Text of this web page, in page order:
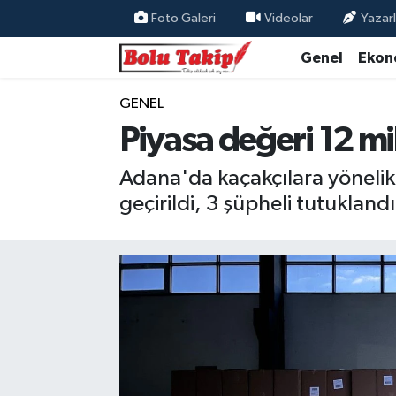
Foto Galeri Videolar
Genel
GENEL
Piyasa değeri 12
Adana'da kaçakçılara
geçirildi, 3 şüpheli